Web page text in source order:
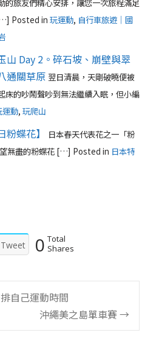
的旅友們精心安排，讓您一次旅程滿足
Posted in 玩運動, 自行車旅遊｜國
山 Day 2。碎石坡、崩壁與翠
通關草原 翌日清晨，天剛破曉便被
床的吵鬧聲吵到無法繼續入眠，但小編
運動, 玩爬山
粉蝶花】
日本春天代表花之一「粉
無盡的粉蝶花 […] Posted in 日本特
Tweet 0 Total
Shares
自己運動時間
沖繩美之島單車賽 →